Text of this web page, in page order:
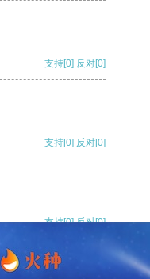
支持[0] 反对[0]
支持[0] 反对[0]
支持[0] 反对[0]